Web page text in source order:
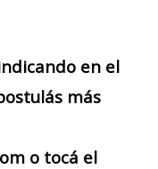
en el
más
o tocá el